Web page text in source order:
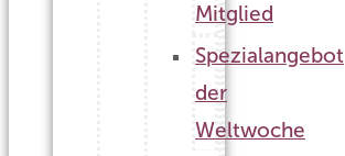
Mitglied
Spezialangebot
der
Weltwoche